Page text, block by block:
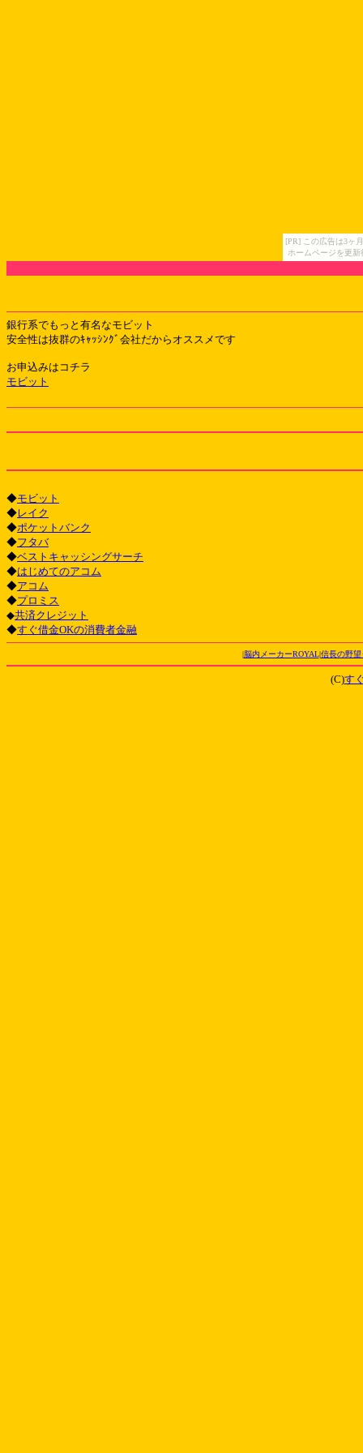
[PR] この広告は3ヶ
ホームページを更
銀行系でもっと有名なモビット
安全性は抜群のｷｬｯｼﾝｸﾞ会社だからオススメです
お申込みはコチラ
モビット
◆モビット
◆レイク
◆ポケットバンク
◆フタバ
◆ベストキャッシングサーチ
◆はじめてのアコム
◆アコム
◆プロミス
◆共済クレジット
◆すぐ借金OKの消費者金融
|脳内メーカーROYAL|信長の野望
(C)す